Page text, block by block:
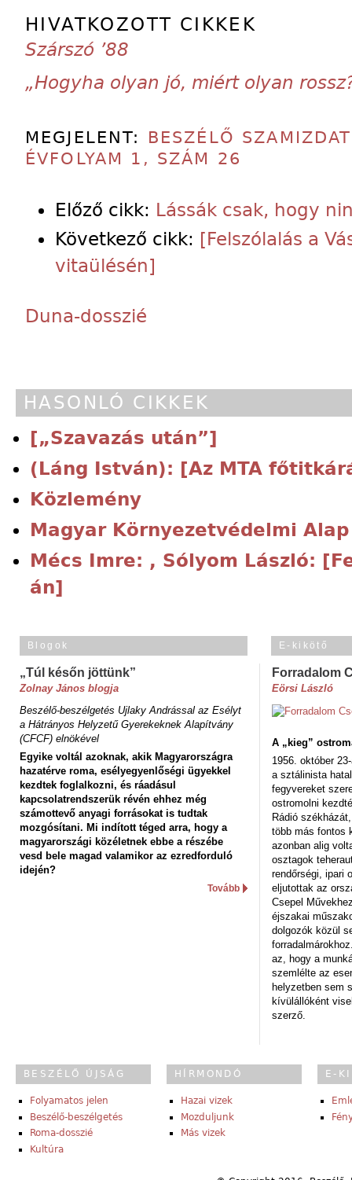
HIVATKOZOTT CIKKEK
Szárszó ’88
„Hogyha olyan jó, miért olyan
MEGJELENT: BESZÉLŐ SZAMIZDAT
ÉVFOLYAM 1, SZÁM 26
Előző cikk: Lássák csak, hogy
Következő cikk: [Felszólalás a
vitaülésén]
Duna-dosszié
HASONLÓ CIKKEK
[„Szavazás után”]
(Láng István): [Az MTA
Közlemény
Magyar Környezetvédelmi
Mécs Imre: , Sólyom László:
án]
Blogok
„Túl későn jöttünk”
Zolnay János blogja
Beszélő-beszélgetés Ujlaky Andrással az Esélyt
a Hátrányos Helyzetű Gyerekeknek Alapítvány
(CFCF) elnökével
Egyike voltál azoknak, akik Magyarországra
hazatérve roma, esélyegyenlőségi ügyekkel
kezdtek foglalkozni, és ráadásul
kapcsolatrendszerük révén ehhez még
számottevő anyagi forrásokat is tudtak
mozgósítani. Mi indított téged arra, hogy a
magyarországi közéletnek ebbe a részébe
vesd bele magad valamikor az ezredforduló
idején?
Tovább
E-kikötő
Forradalom
Eörsi László
A „kieg”
1956. október
a sztálinista
fegyvereket
ostromolni
Rádió
több más fontos
azonban alig
osztagok
rendőrségi, ipari
eljutottak az
Csepel
éjszakai
dolgozók közül
az, hogy a
szemlélte az
helyzetben sem
kívülállóként
szerző.
BESZÉLŐ ÚJSÁG
Folyamatos jelen
Beszélő-beszélgetés
Roma-dosszié
Kultúra
HÍRMONDÓ
Hazai vizek
Mozduljunk
Más vizek
E-